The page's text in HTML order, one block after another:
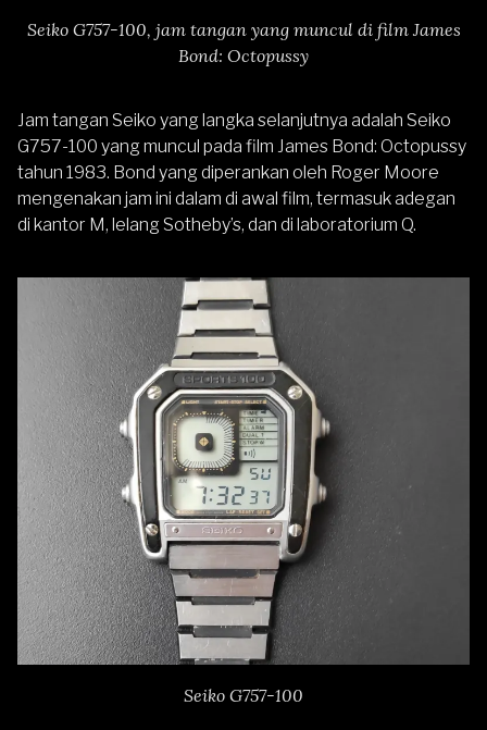
Seiko G757-100, jam tangan yang muncul di film James
Bond: Octopussy
Jam tangan Seiko yang langka selanjutnya adalah Seiko
G757-100 yang muncul pada film James Bond: Octopussy
tahun 1983. Bond yang diperankan oleh Roger Moore
mengenakan jam ini dalam di awal film, termasuk adegan
di kantor M, lelang Sotheby’s, dan di laboratorium Q.
Seiko G757-100